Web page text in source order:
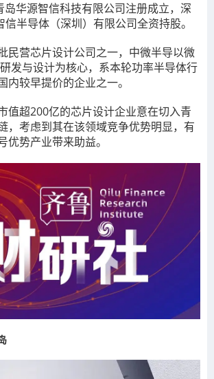
岛华源智信科技有限公司注册成立，深
信半导体（深圳）有限公司全资持股。
民营芯片设计公司之一，中微半导以微
发与设计为核心，系本轮功率半导体行
内较早提价的企业之一。
值超200亿的芯片设计企业意在切入青
，考虑到其在该领域竞争优势明显，有
优势产业带来助益。